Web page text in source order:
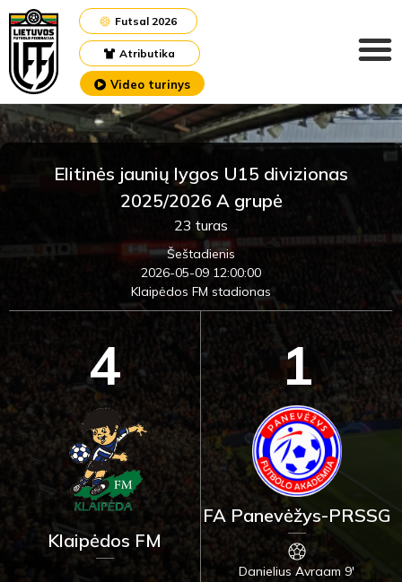
Atributika
Futsal 2026
Video turinys
Elitinės jaunių lygos U15 divizionas
2025/2026 A grupė
23 turas
Šeštadienis
2026-05-09 12:00:00
Klaipėdos FM stadionas
4
Klaipėdos FM
1
FA Panevėžys-PRSSG
Danielius Avraam 9'